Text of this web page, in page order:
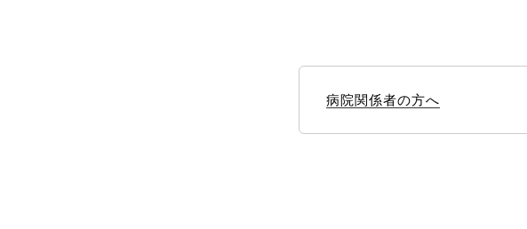
病院関係者の方へ